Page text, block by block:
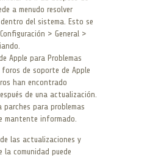
a menudo resolver
del sistema. Esto se
> General >
Apple para Problemas
de soporte de Apple
han encontrado
de una actualización.
parches para problemas
mantente informado.
las actualizaciones y
comunidad puede